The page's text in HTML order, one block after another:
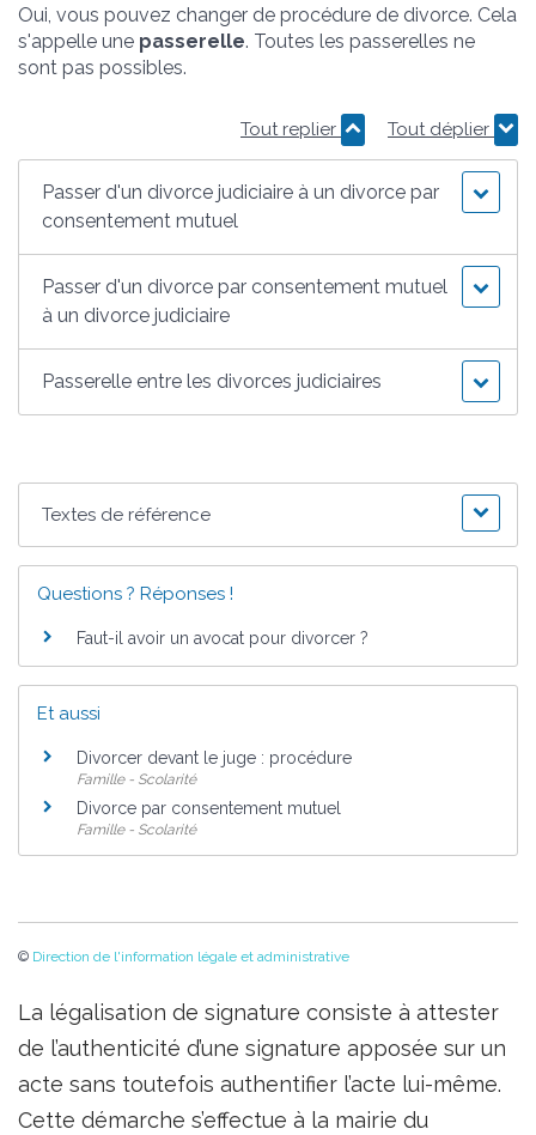
Oui, vous pouvez changer de procédure de divorce. Cela
s'appelle une passerelle. Toutes les passerelles ne
sont pas possibles.
Tout replier Tout déplier
Passer d'un divorce judiciaire à un divorce par
consentement mutuel
Passer d'un divorce par consentement mutuel
à un divorce judiciaire
Passerelle entre les divorces judiciaires
Textes de référence
Questions ? Réponses !
Faut-il avoir un avocat pour divorcer ?
Et aussi
Divorcer devant le juge : procédure
Famille - Scolarité
Divorce par consentement mutuel
Famille - Scolarité
© Direction de l'information légale et administrative
La légalisation de signature consiste à attester
de l’authenticité d’une signature apposée sur un
acte sans toutefois authentifier l’acte lui-même.
Cette démarche s’effectue à la mairie du